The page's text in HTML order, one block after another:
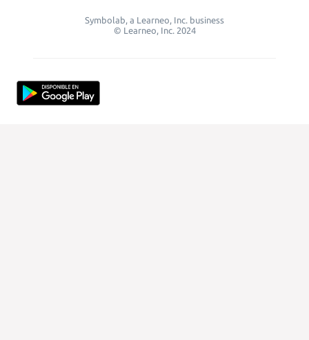
Symbolab, a Learneo, Inc. business
© Learneo, Inc. 2024